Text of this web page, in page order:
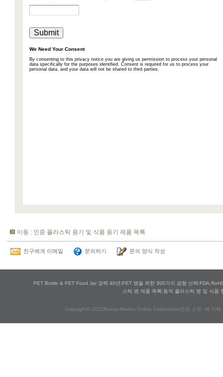
이동 : 인증 플라스틱 용기 및 식품 용기 제품 목록
친구에게 이메일 문의하기 문의 양식 작성
PET Bottle & PET Food Jar 경력 40년 |PET 병을 위한 300가지 금형 선택|
스틱 병 제품 목록|동적 플라스틱 병 및 식품
Copyright© 2022Ready-Market Online Corporation판권 소유. 에 의해